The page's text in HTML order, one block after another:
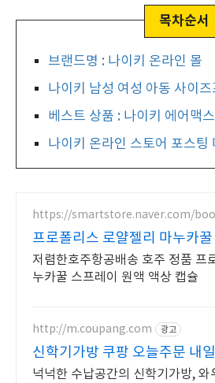
브랜드명 : 나이키 온라인 몰
나이키 남성 여성 아동 사이즈
베스트 상품 : 나이키 에어맥
나이키 온라인 스토어 포스팅
https://smartstore.naver.com/
프로폴리스 로얄젤리 마누카꿀
저렴한호주항공배송 호주 정품 프
누카꿀 스프레이 원액 액상 캡슐
http://m.coupang.com 광고
신학기가방 쿠팡 오늘주문 내
넉넉한 수납공간의 신학기가방, 와